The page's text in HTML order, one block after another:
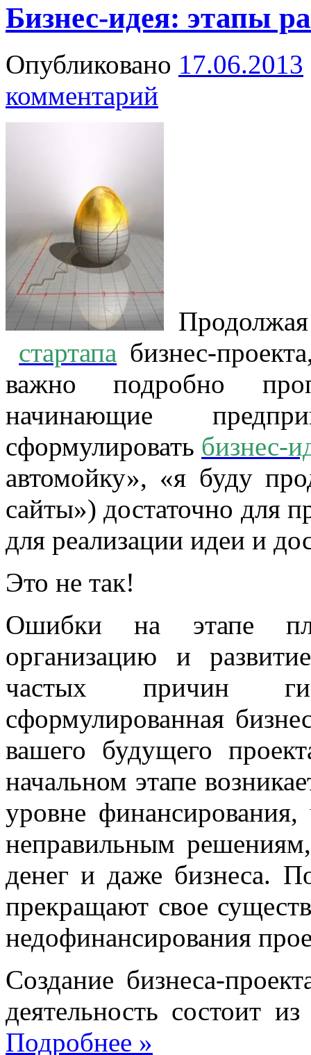
Бизнес-идея: этапы
Опубликовано 17.06.2013
комментарий
стартапа бизнес-
важно подробно
начинающие
сформулировать бизнес-
автомойку», «я буду
сайты») достаточно для
для реализации идеи и
Это не так!
Ошибки на этапе
организацию и
частых причин
сформулированная
вашего будущего
начальном этапе
уровне
неправильным
денег и даже бизнеса.
прекращают свое
недофинансирования
Создание бизнеса-
деятельность состоит
Подробнее »